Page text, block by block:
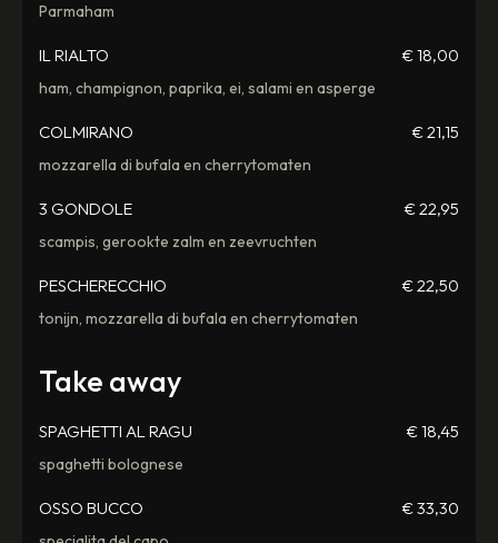
Parmaham
IL RIALTO € 18,00
ham, champignon, paprika, ei, salami en asperge
COLMIRANO € 21,15
mozzarella di bufala en cherrytomaten
3 GONDOLE € 22,95
scampis, gerookte zalm en zeevruchten
PESCHERECCHIO € 22,50
tonijn, mozzarella di bufala en cherrytomaten
Take away
SPAGHETTI AL RAGU € 18,45
spaghetti bolognese
OSSO BUCCO € 33,30